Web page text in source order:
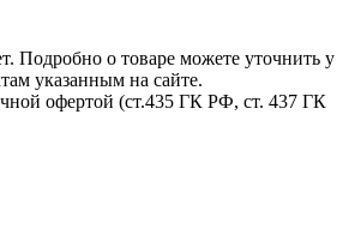
Подробно о товаре можете уточнить у
указанным на сайте.
офертой (ст.435 ГК РФ, cт. 437 ГК